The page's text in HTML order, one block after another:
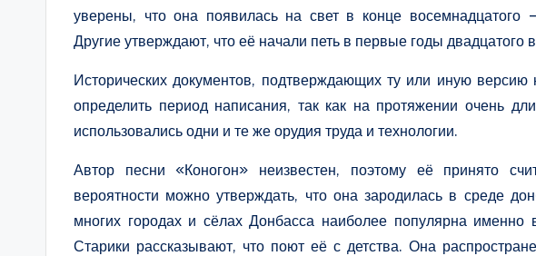
уверены, что она появилась на свет в конце восемнадцатого
Другие утверждают, что её начали петь в первые годы двадцатого
Исторических документов, подтверждающих ту или иную
определить период написания, так как на протяжении очень
использовались одни и те же орудия труда и технологии.
Автор песни «Коногон» неизвестен, поэтому её принято
вероятности можно утверждать, что она зародилась в среде
многих городах и сёлах Донбасса наиболее популярна именно
Старики рассказывают, что поют её с детства. Она